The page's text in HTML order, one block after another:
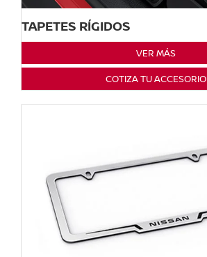
TAPETES RÍGIDOS
VER MÁS
COTIZA TU ACCESORIO